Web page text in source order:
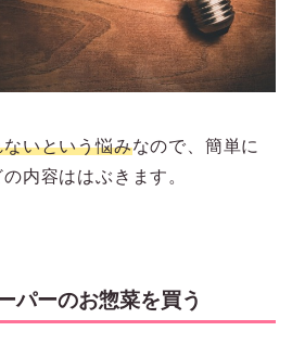
いという悩みなので、簡単に
内容ははぶきます。
パーのお惣菜を買う